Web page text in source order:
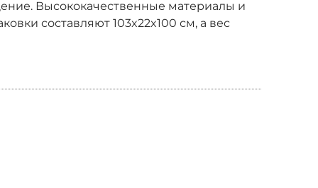
Высококачественные материалы и
составляют 103x22x100 см, а вес